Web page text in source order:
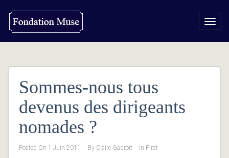
Sommes-nous tous
devenus des dirigeants
nomades ?
Posted On 1 Juin 2011 By Claire Gadroit In First